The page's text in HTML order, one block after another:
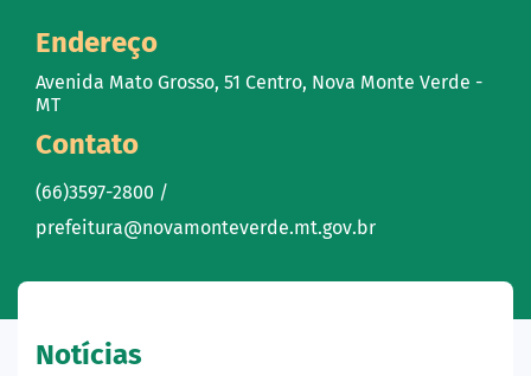
Endereço
Avenida Mato Grosso, 51 Centro, Nova Monte Verde -
MT
Contato
(66)3597-2800 /
prefeitura@novamonteverde.mt.gov.br
Notícias